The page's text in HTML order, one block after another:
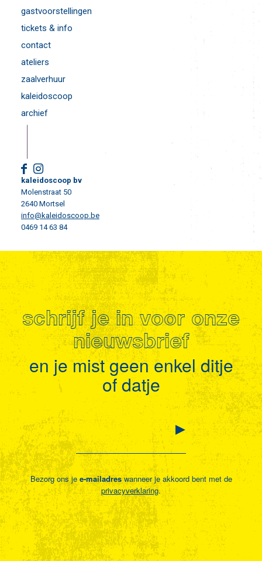
gastvoorstellingen
tickets & info
contact
ateliers
zaalverhuur
kaleidoscoop
archief
kaleidoscoop bv
Molenstraat 50
2640 Mortsel
info@kaleidoscoop.be
0469 14 63 84
schrijf je in voor onze
nieuwsbrief
en je mist geen enkel ditje
of datje
Bezorg ons je e-mailadreswanneer je akkoord bent met de
privacyverklaring.